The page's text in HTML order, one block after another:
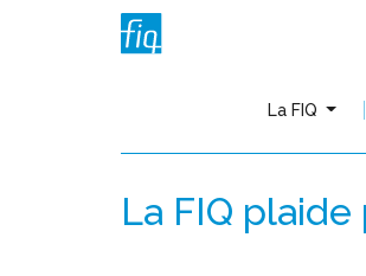
La FIQ
La FIQ